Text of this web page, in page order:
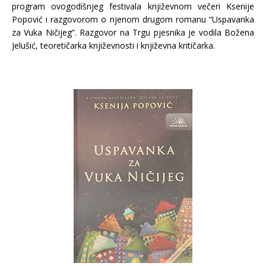
program ovogodišnjeg festivala književnom večeri Ksenije
Popović i razgovorom o njenom drugom romanu “Uspavanka
za Vuka Ničijeg”. Razgovor na Trgu pjesnika je vodila Božena
Jelušić, teoretičarka književnosti i književna kritičarka.